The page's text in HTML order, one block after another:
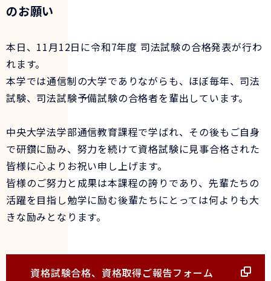
のお願い
本日、11月12日に令和7年度 司法試験の合格発表が行わ
れます。
本学では通信制の大学でありながらも、ほぼ毎年、司法
試験、司法試験予備試験の合格者を輩出しています。
中央大学法学部通信教育課程で学ばれ、その後もご自身
で研鑽に励み、努力を続けて資格試験に見事合格された
皆様に心よりお祝い申し上げます。
皆様のご努力と成果は本課程の誇りであり、先輩たちの
活躍を目指し勉学に励む後輩たちにとっては何よりも大
きな励みとなります。
資格試験合格、資格取得ご報告フォーム